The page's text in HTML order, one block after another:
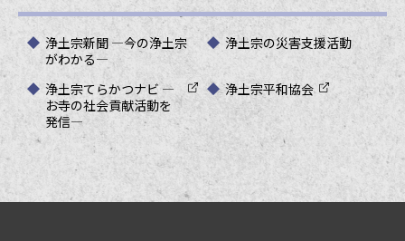
浄土宗新聞 ―今の浄土宗
がわかる―
浄土宗の災害支援活動
浄土宗てらかつナビ ―
お寺の社会貢献活動を
発信―
浄土宗平和協会